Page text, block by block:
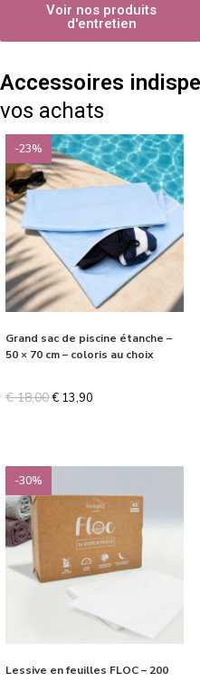
Voir nos produits
d'entretien
Accessoires
vos achats
-23%
Grand sac de piscine étanche –
50 × 70 cm – coloris au choix
€18,00€ 13,90
-30%
Lessive en feuilles FLOC – 200